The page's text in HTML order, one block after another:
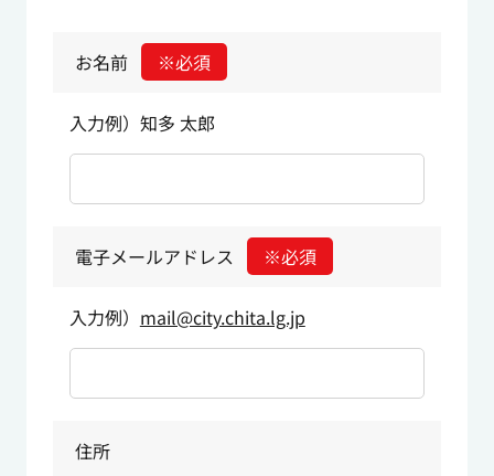
お名前 ※必須
入力例）知多 太郎
電子メールアドレス ※必須
入力例） mail@city.chita.lg.jp
住所